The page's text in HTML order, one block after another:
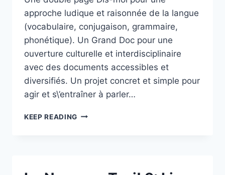
approche ludique et raisonnée de la langue
(vocabulaire, conjugaison, grammaire,
phonétique). Un Grand Doc pour une
ouverture culturelle et interdisciplinaire
avec des documents accessibles et
diversifiés. Un projet concret et simple pour
agir et s\’entraîner à parler…
KEEP READING LES